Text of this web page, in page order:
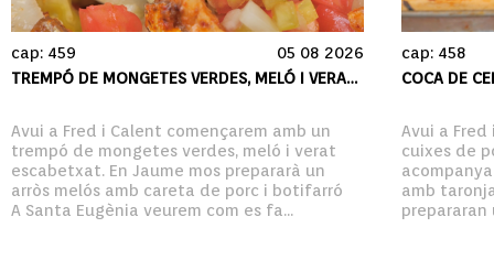
cap: 459
05 08 2026
TREMPÓ DE MONGETES VERDES, MELÓ I VERAT ESCABETXAT
Avui a Fred i Calent començarem amb un
trempó de mongetes verdes, meló i verat
escabetxat. En Jaume mos prepararà un
arròs melós amb careta de porc i botifarró
A Santa Eugènia veurem com es fa...
cap: 458
COCA DE
Avui a
cuixes de
amb
prepararan